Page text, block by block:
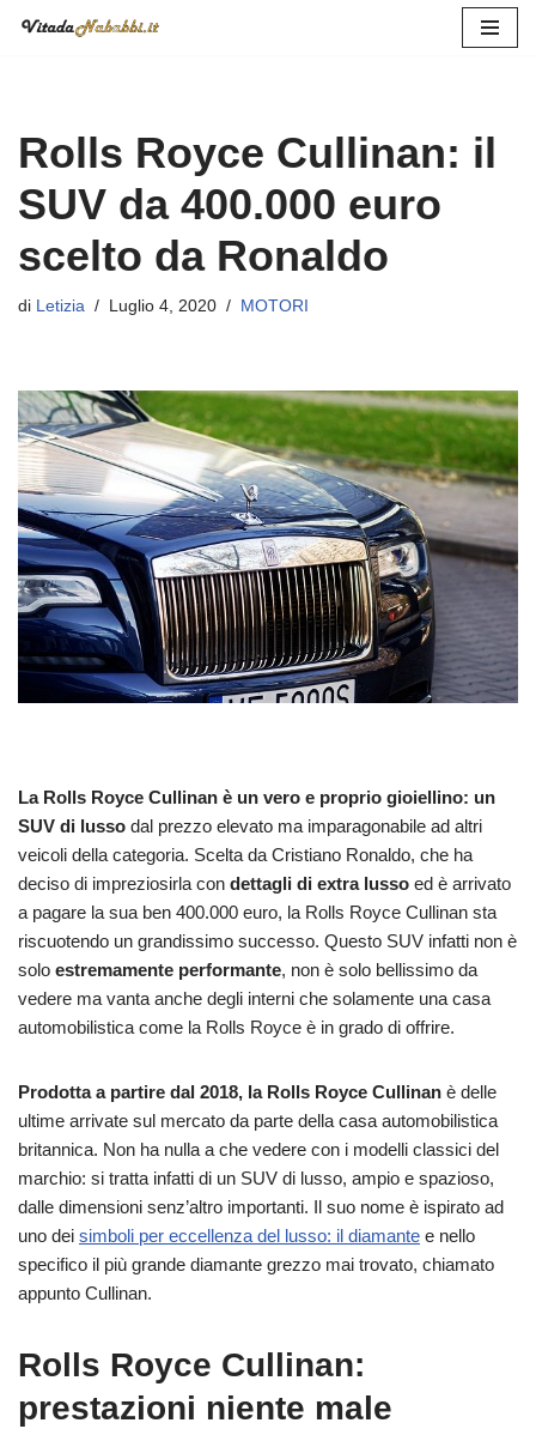
Rolls Royce Cullinan: il
SUV da 400.000 euro
scelto da Ronaldo
di Letizia Luglio 4, 2020 MOTORI
La Rolls Royce Cullinan è un vero e proprio gioiellino: un
SUV di lusso dal prezzo elevato ma imparagonabile ad altri
veicoli della categoria. Scelta da Cristiano Ronaldo, che ha
deciso di impreziosirla con dettagli di extra lusso ed è arrivato
a pagare la sua ben 400.000 euro, la Rolls Royce Cullinan sta
riscuotendo un grandissimo successo. Questo SUV infatti non è
solo estremamente performante, non è solo bellissimo da
vedere ma vanta anche degli interni che solamente una casa
automobilistica come la Rolls Royce è in grado di offrire.
Prodotta a partire dal 2018, la Rolls Royce Cullinan è delle
ultime arrivate sul mercato da parte della casa automobilistica
britannica. Non ha nulla a che vedere con i modelli classici del
marchio: si tratta infatti di un SUV di lusso, ampio e spazioso,
dalle dimensioni senz’altro importanti. Il suo nome è ispirato ad
uno dei simboli per eccellenza del lusso: il diamante e nello
specifico il più grande diamante grezzo mai trovato, chiamato
appunto Cullinan.
Rolls Royce Cullinan:
prestazioni niente male